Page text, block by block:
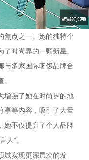
焦点之一。她的独特个
时尚界的一颗新星。
与多家国际奢侈品牌合
增强了她在时尚界的地
享等内容，吸引了大量
她不仅提升了个人品牌
人”。
域实现更深层次的发